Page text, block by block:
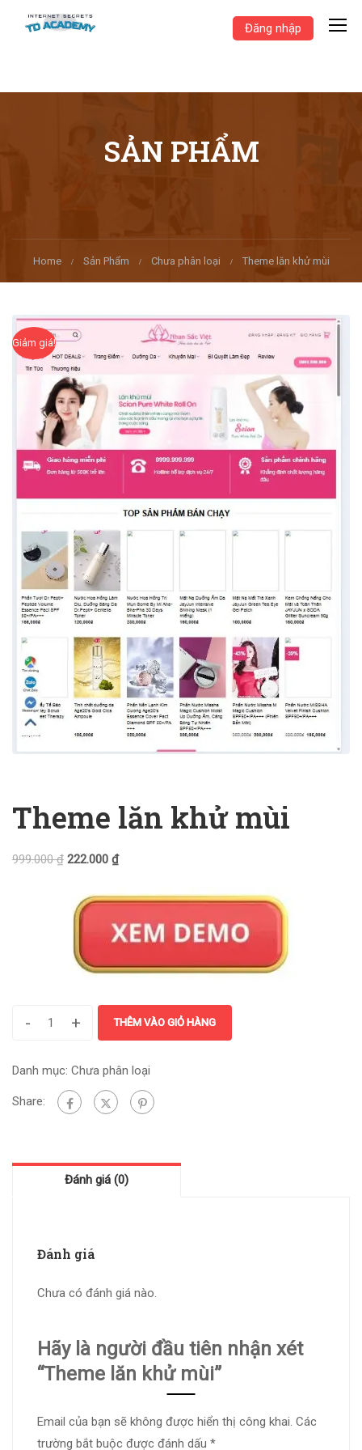
Đăng nhập
SẢN PHẨM
Home Sản Phẩm Chưa phân loại Theme lăn khử mùi
Giảm giá!
Theme lăn khử mùi
999.000₫ 222.000 ₫
- + THÊM VÀO GIỎ HÀNG
Danh mục: Chưa phân loại
Share:
Đánh giá (0)
Đánh giá
Chưa có đánh giá nào.
Hãy là người đầu tiên nhận xét
“Theme lăn khử mùi”
Email của bạn sẽ không được hiển thị công khai. Các
trường bắt buộc được đánh dấu *